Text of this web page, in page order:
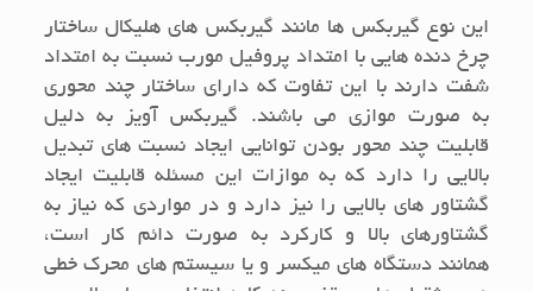
این نوع گیربکس ها مانند گیربکس های هلیکال ساختار
چرخ دنده هایی با امتداد پروفیل مورب نسبت به امتداد
شفت دارند با این تفاوت که دارای ساختار چند محوری
به صورت موازی می باشند. گیربکس آویز به دلیل
قابلیت چند محور بودن توانایی ایجاد نسبت های تبدیل
بالایی را دارد که به موازات این مسئله قابلیت ایجاد
گشتاور های بالایی را نیز دارد و در مواردی که نیاز به
گشتاورهای بالا و کارکرد به صورت دائم کار است،
همانند دستگاه های میکسر و یا سیستم های محرک خطی